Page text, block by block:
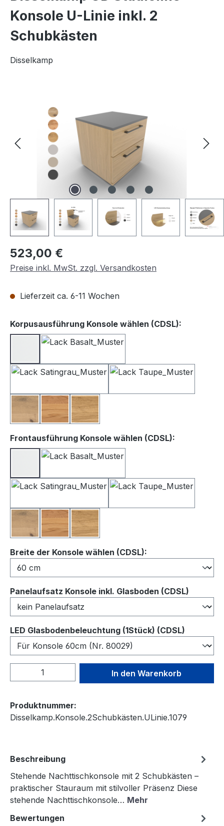
Konsole U-Linie inkl. 2
Schubkästen
Disselkamp
Regulärer Preis:
523,00 €
Preise inkl. MwSt. zzgl. Versandkosten
Lieferzeit ca. 6-11 Wochen
Korpusausführung Konsole wählen (CDSL):
BalkeneicheKernbucheWildeiche
Frontausführung Konsole wählen (CDSL):
BalkeneicheKernbucheWildeiche
Breite der Konsole wählen (CDSL):
Panelaufsatz Konsole inkl. Glasboden (CDSL)
LED Glasbodenbeleuchtung (1Stück) (CDSL)
Produkt Anzahl: Gib denIn den Warenkorb
Produktnummer:
Disselkamp.Konsole.2Schubkästen.ULinie.1079
Beschreibung
Stehende Nachttischkonsole mit 2 Schubkästen –
praktischer Stauraum mit stilvoller Präsenz Diese
stehende Nachttischkonsole… Mehr
Bewertungen